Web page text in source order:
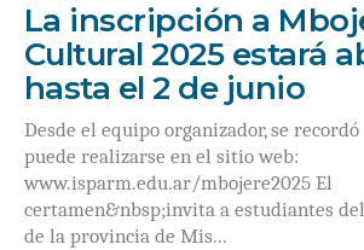
La inscripción a
Cultural 2025 estará
hasta el 2 de junio
Desde el equipo organizador, se
puede realizarse en el sitio web:
www.isparm.edu.ar/mbojere2025 El
certamen&nbsp;invita a estudiantes
de la provincia de Mis...